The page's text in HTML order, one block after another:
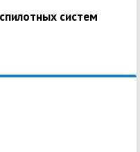
систем